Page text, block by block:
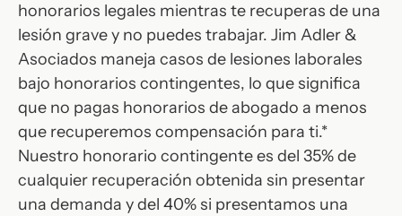
honorarios legales mientras te recuperas de una
lesión grave y no puedes trabajar. Jim Adler &
Asociados maneja casos de lesiones laborales
bajo honorarios contingentes, lo que significa
que no pagas honorarios de abogado a menos
que recuperemos compensación para ti.*
Nuestro honorario contingente es del 35% de
cualquier recuperación obtenida sin presentar
una demanda y del 40% si presentamos una